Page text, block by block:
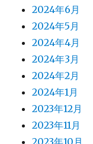
2024年6月
2024年5月
2024年4月
2024年3月
2024年2月
2024年1月
2023年12月
2023年11月